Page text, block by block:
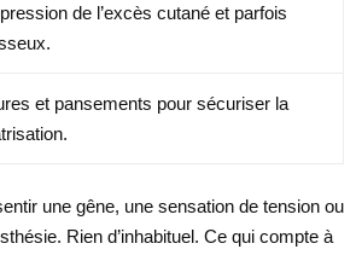
de l’excès cutané et parfois
et pansements pour sécuriser la
une gêne, une sensation de tension ou
Rien d’inhabituel. Ce qui compte à